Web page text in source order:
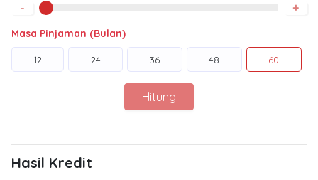
- +
Masa Pinjaman (Bulan)
12 24 36 48 60
Hitung
Hasil Kredit